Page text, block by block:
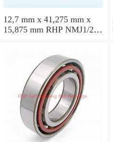
12,7 mm x 41,275 mm x
15,875 mm RHP NMJ1/2